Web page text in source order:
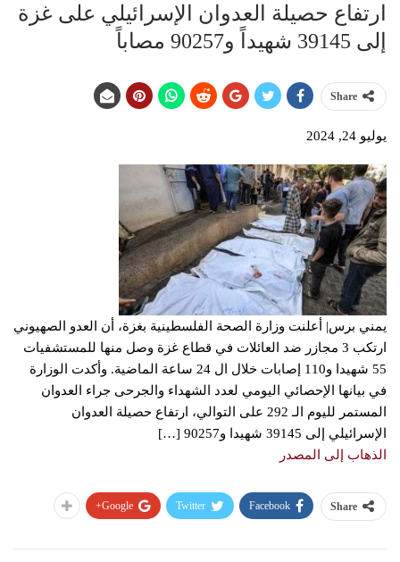
ارتفاع حصيلة العدوان الإسرائيلي على غزة
إلى 39145 شهيداً و90257 مصاباً
Share
يوليو 24, 2024
يمني برس| أعلنت وزارة الصحة الفلسطينية بغزة، أن العدو الصهيوني
ارتكب 3 مجازر ضد العائلات في قطاع غزة وصل منها للمستشفيات
55 شهيدا و110 إصابات خلال ال 24 ساعة الماضية. وأكدت الوزارة
في بيانها الإحصائي اليومي لعدد الشهداء والجرحى جراء العدوان
المستمر لليوم الـ 292 على التوالي، ارتفاع حصيلة العدوان
الإسرائيلي إلى 39145 شهيدا و90257 […]
الذهاب إلى المصدر
Share
Facebook
Twitter
Google+